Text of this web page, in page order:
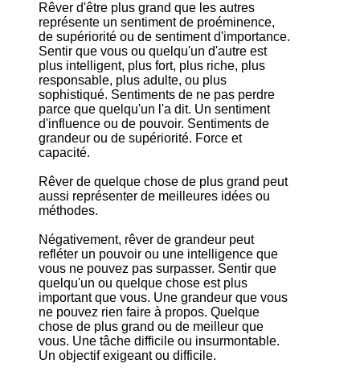
Rêver d'être plus grand que les autres
représente un sentiment de proéminence,
de supériorité ou de sentiment d'importance.
Sentir que vous ou quelqu'un d'autre est
plus intelligent, plus fort, plus riche, plus
responsable, plus adulte, ou plus
sophistiqué. Sentiments de ne pas perdre
parce que quelqu'un l'a dit. Un sentiment
d'influence ou de pouvoir. Sentiments de
grandeur ou de supériorité. Force et
capacité.
Rêver de quelque chose de plus grand peut
aussi représenter de meilleures idées ou
méthodes.
Négativement, rêver de grandeur peut
refléter un pouvoir ou une intelligence que
vous ne pouvez pas surpasser. Sentir que
quelqu'un ou quelque chose est plus
important que vous. Une grandeur que vous
ne pouvez rien faire à propos. Quelque
chose de plus grand ou de meilleur que
vous. Une tâche difficile ou insurmontable.
Un objectif exigeant ou difficile.